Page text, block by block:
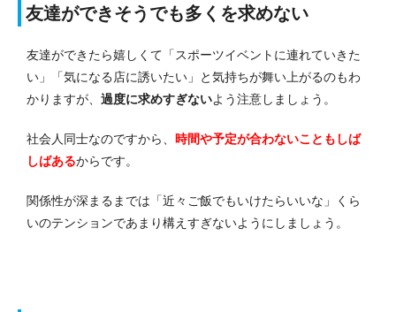
友達ができそうでも多くを求めない
友達ができたら嬉しくて「スポーツイベントに連れていきた
い」「気になる店に誘いたい」と気持ちが舞い上がるのもわ
かりますが、 過度に求めすぎないよう注意しましょう。
社会人同士なのですから、 時間や予定が合わないこともしば
しばあるからです。
関係性が深まるまでは「近々ご飯でもいけたらいいな」くら
いのテンションであまり構えすぎないようにしましょう。